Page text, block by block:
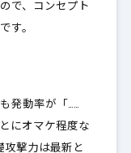
で、 コンセプト
す。
発動率が「……
にオマケ程度な
撃力は最新と